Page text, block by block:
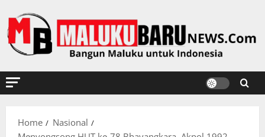
to
content
Home
Nasional